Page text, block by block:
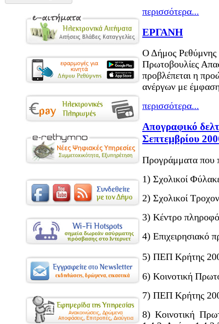
περισσότερα...
ΕΡΓΑΝΗ
Ο Δήμος Ρεθύμνης
Πρωτοβουλίες
προβλέπεται η
ανέργων με έμφαση
περισσότερα...
Απογραφικό
Σεπτεμβρίου
Προγράμματα που
1) Σχολικοί
2) Σχολικοί
3) Κέντρο
4) Επιχειρησιακό
5) ΠΕΠ Κρήτης
6) Κοινοτική
7) ΠΕΠ Κρήτης
8) Κοινοτική